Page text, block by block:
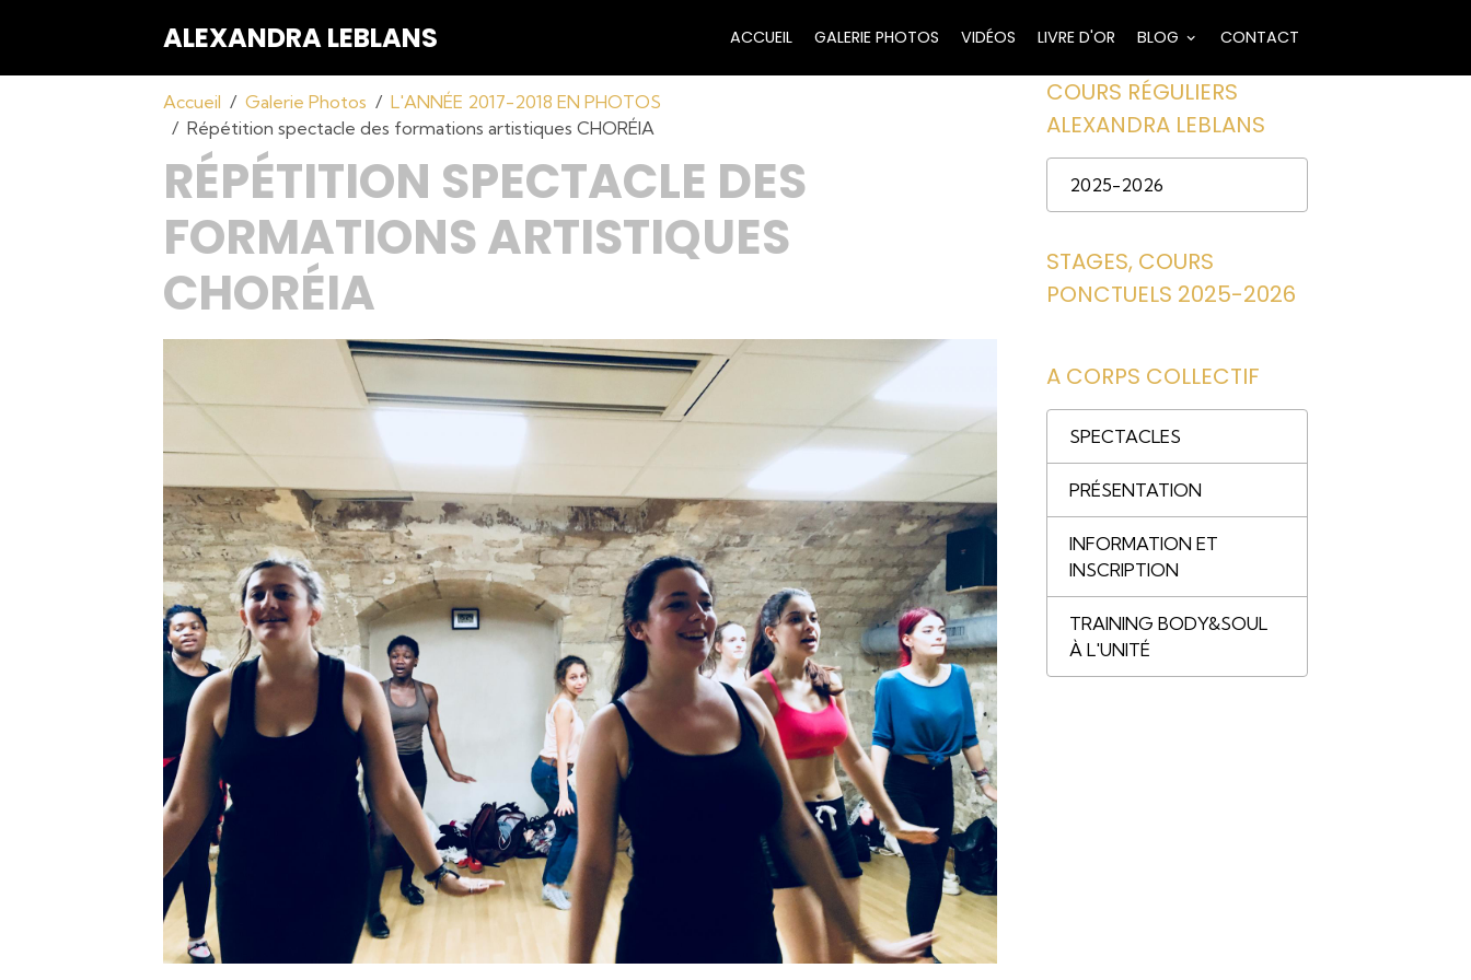
ALEXANDRA LEBLANS ACCUEIL GALERIE PHOTOS VIDÉOS LIVRE D'OR BLOG CONTACT
Accueil Galerie Photos
L'ANNÉE 2017-2018 EN PHOTOS
Répétition spectacle des formations artistiques CHORÉIA
RÉPÉTITION SPECTACLE DES
FORMATIONS ARTISTIQUES
CHORÉIA
COURS RÉGULIERS
ALEXANDRA LEBLANS
2025-2026
STAGES, COURS
PONCTUELS 2025-2026
A CORPS COLLECTIF
SPECTACLES
PRÉSENTATION
INFORMATION ET
INSCRIPTION
TRAINING BODY&SOUL
À L'UNITÉ